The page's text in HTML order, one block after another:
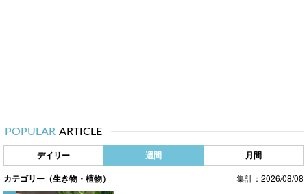
POPULAR ARTICLE
デイリー 週間 月間
カテゴリー（生き物・植物） 集計：2026/08/08